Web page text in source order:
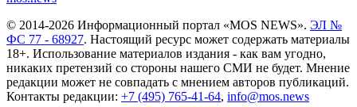
© 2014-2026 Информационный портал «MOS NEWS». ЭЛ №
ФС 77 - 68927. Настоящий ресурс может содержать материалы
18+. Использование материалов издания - как вам угодно,
никаких претензий со стороны нашего СМИ не будет. Мнение
редакции может не совпадать с мнением авторов публикаций.
Контакты редакции: +7 (495) 765-41-64, info@mos.news